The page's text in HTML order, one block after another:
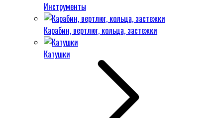
Инструменты
Карабин, вертлюг, кольца, застежки
Катушки